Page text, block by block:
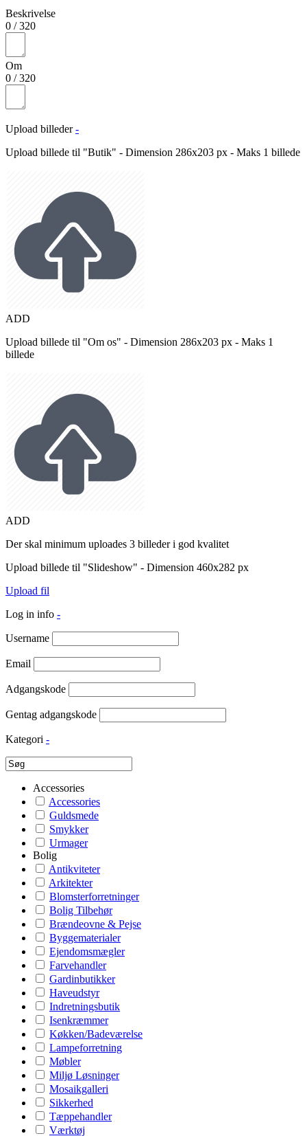
Beskrivelse
0 /320
Om
0 /320
Upload billeder -
Upload billede til "Butik" - Dimension 286x203 px - Maks 1 billede
ADD
Upload billede til "Om os" - Dimension 286x203 px - Maks 1
billede
ADD
Der skal minimum uploades 3 billeder i god kvalitet
Upload billede til "Slideshow" - Dimension 460x282 px
Upload fil
Log in info -
Username
Email
Adgangskode
Gentag adgangskode
Kategori -
Accessories
Accessories
Guldsmede
Smykker
Urmager
Bolig
Antikviteter
Arkitekter
Blomsterforretninger
Bolig Tilbehør
Brændeovne & Pejse
Byggematerialer
Ejendomsmægler
Farvehandler
Gardinbutikker
Haveudstyr
Indretningsbutik
Isenkræmmer
Køkken/Badeværelse
Lampeforretning
Møbler
Miljø Løsninger
Mosaikgalleri
Sikkerhed
Tæppehandler
Værktøj